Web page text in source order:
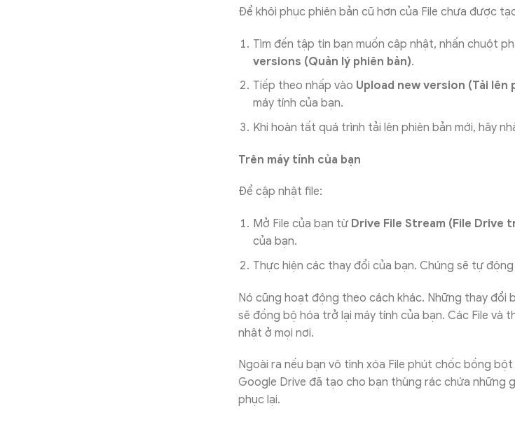
Để khôi phục phiên bản cũ hơn của File chưa được
Tìm đến tập tin bạn muốn cập nhật, nhấn chuột
versions (Quản lý phiên bản).
Tiếp theo nhấp vào Upload new version (Tải lên
máy tính của bạn.
Khi hoàn tất quá trình tải lên phiên bản mới, hãy
Trên máy tính của bạn
Để cập nhật file:
Mở File của bạn từ Drive File Stream (File Drive
của bạn.
Thực hiện các thay đổi của bạn. Chúng sẽ tự
Nó cũng hoạt động theo cách khác. Những thay đổi
sẽ đồng bộ hóa trở lại máy tính của bạn. Các File và
nhật ở mọi nơi.
Ngoài ra nếu bạn vô tình xóa File phút chốc bồng
Google Drive đã tạo cho bạn thùng rác chứa những
phục lại.